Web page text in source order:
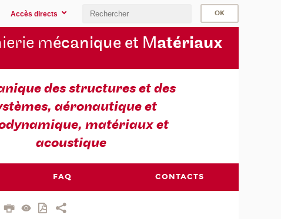
Accès directs
mécanique et Matériaux
des structures et des
aéronautique et
matériaux et
acoustique
FAQ CONTACTS